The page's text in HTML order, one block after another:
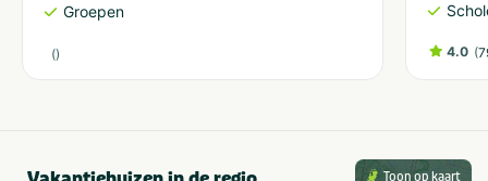
Groepen
() 4.0 (
Toon op kaart